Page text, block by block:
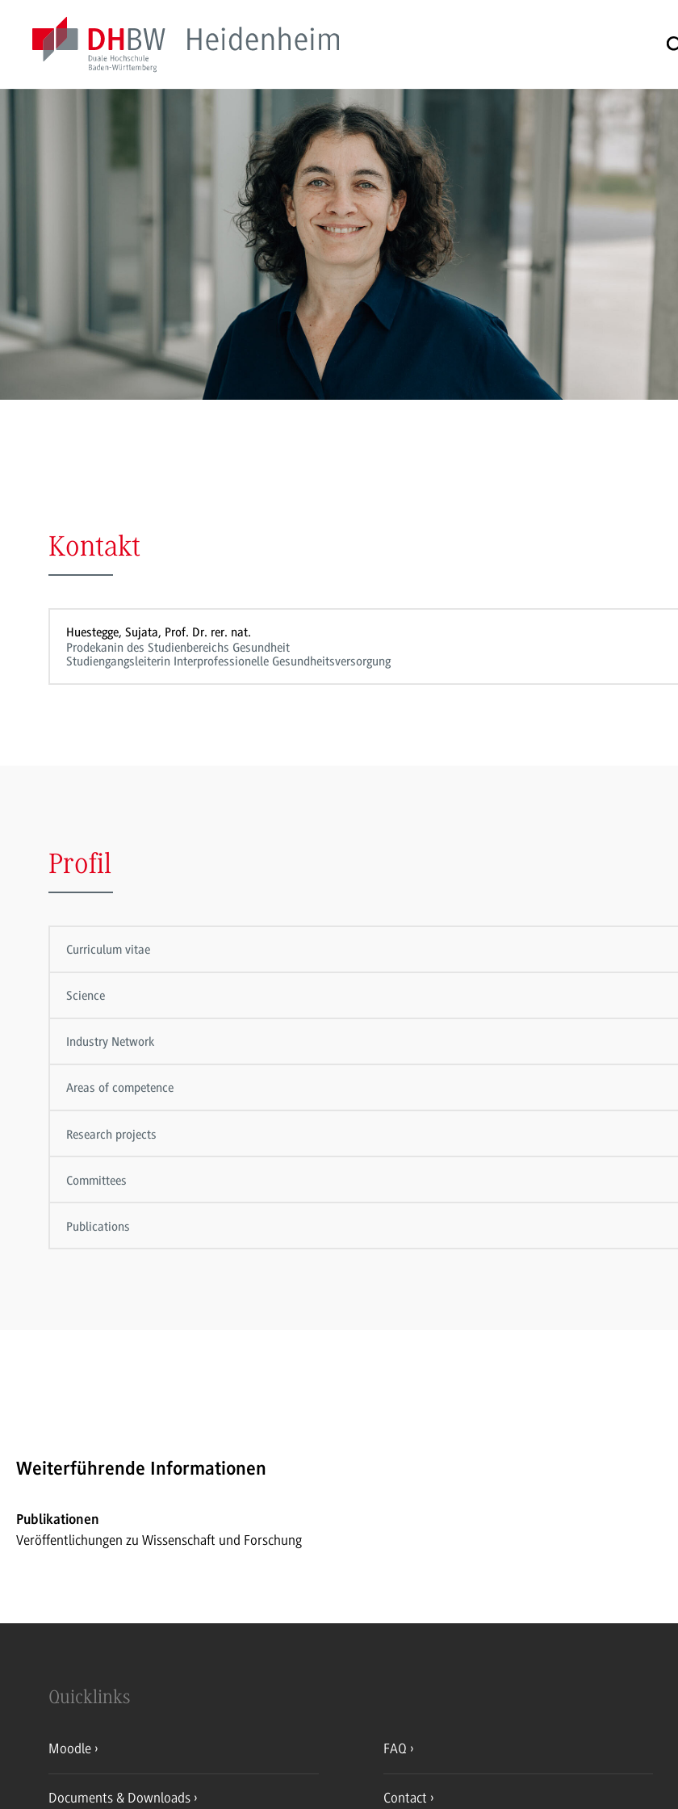
Kontakt
Huestegge, Sujata, Prof. Dr. rer. nat.
Prodekanin des Studienbereichs Gesundheit
Studiengangsleiterin Interprofessionelle Gesundheitsversorgung
Profil
Curriculum vitae
Science
Industry Network
Areas of competence
Research projects
Committees
Publications
Weiterführende Informationen
Publikationen
Veröffentlichungen zu Wissenschaft und Forschung
Quicklinks
Moodle FAQ
Documents & Downloads Contact